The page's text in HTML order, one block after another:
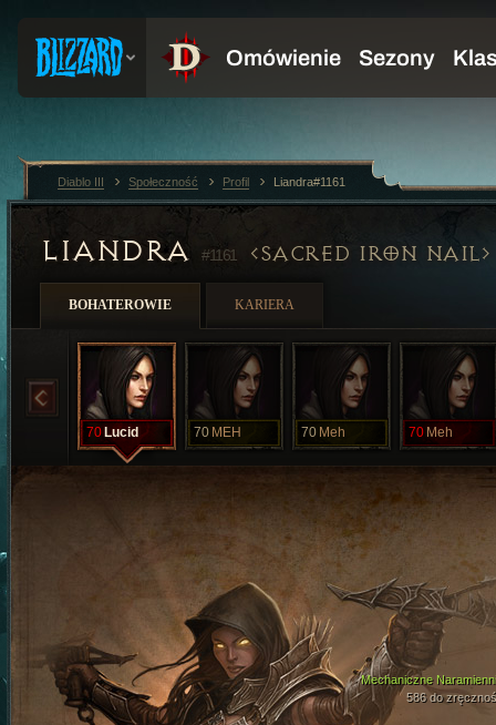
LIANDRA #1161 SACRED IRON NAIL
BOHATEROWIE KARIERA
70 Lucid 70 MEH 70 Meh 70 Meh
Mechaniczne
586 do
Diablo III Społeczność Profil Liandra#1161